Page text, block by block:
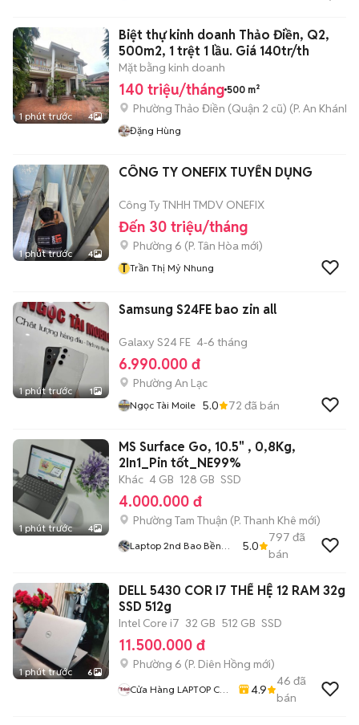
1 phút trước 4
Biệt thự kinh doanh Thảo Điền, Q2,
500m2, 1 trệt 1 lầu. Giá 140tr/th
Mặt bằng kinh doanh
140 triệu/tháng 500 m²
Phường Thảo Điền (Quận 2 cũ) (P. An Khánh
Đặng Hùng
1 phút trước 4
CÔNG TY ONEFIX TUYỂN DỤNG
Công Ty TNHH TMDV ONEFIX
Đến 30 triệu/tháng
Phường 6 (P. Tân Hòa mới)
T Trần Thị Mỷ Nhung
1 phút trước 1
Samsung S24FE bao zin all
Galaxy S24 FE 4-6 tháng
6.990.000 đ
Phường An Lạc
Ngọc Tài Moile 5.0 72 đã bán
1 phút trước 4
MS Surface Go, 10.5" , 0,8Kg,
2In1_Pin tốt_NE99%
Khác 4 GB 128 GB SSD
4.000.000 đ
Phường Tam Thuận (P. Thanh Khê mới)
Laptop 2nd Bao Bền
5.0
797 đã
bán
1 phút trước 6
DELL 5430 COR I7 THẾ HỆ 12 RAM 32g
SSD 512g
Intel Core i7 32 GB 512 GB SSD
11.500.000 đ
Phường 6 (P. Diên Hồng mới)
Cửa Hàng LAPTOP Cũ
4.9
46 đã
bán